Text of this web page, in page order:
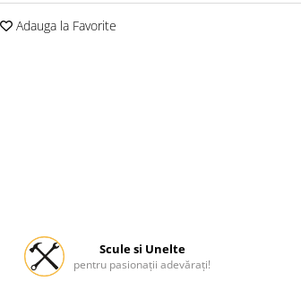
Adauga la Favorite
Scule si Unelte
pentru pasionații adevărați!